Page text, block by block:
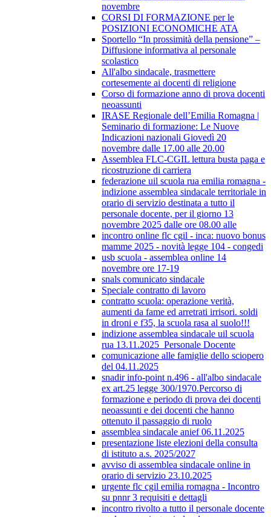
novembre
CORSI DI FORMAZIONE per le
POSIZIONI ECONOMICHE ATA
Sportello “In prossimità della pensione” –
Diffusione informativa al personale
scolastico
All'albo sindacale, trasmettere
cortesemente ai docenti di religione
Corso di formazione anno di prova docenti
neoassunti
IRASE Regionale dell’Emilia Romagna |
Seminario di formazione: Le Nuove
Indicazioni nazionali Giovedì 20
novembre dalle 17.00 alle 20.00
Assemblea FLC-CGIL lettura busta paga e
ricostruzione di carriera
federazione uil scuola rua emilia romagna -
indizione assemblea sindacale territoriale in
orario di servizio destinata a tutto il
personale docente, per il giorno 13
novembre 2025 dalle ore 08.00 alle
incontro online flc cgil - inca: nuovo bonus
mamme 2025 - novità legge 104 - congedi
usb scuola - assemblea online 14
novembre ore 17-19
snals comunicato sindacale
Speciale contratto di lavoro
contratto scuola: operazione verità,
aumenti da fame ed arretrati irrisori. soldi
in droni e f35, la scuola rasa al suolo!!!
indizione assemblea sindacale uil scuola
rua 13.11.2025_Personale Docente
comunicazione alle famiglie dello sciopero
del 04.11.2025
snadir info-point n.496 - all'albo sindacale
ex art.25 legge 300/1970.Percorso di
formazione e periodo di prova dei docenti
neoassunti e dei docenti che hanno
ottenuto il passaggio di ruolo
assemblea sindacale anief 06.11.2025
presentazione liste elezioni della consulta
di istituto a.s. 2025/2027
avviso di assemblea sindacale online in
orario di servizio 23.10.2025
urgente flc cgil emilia romagna - Incontro
su pnnr 3 requisiti e dettagli
incontro rivolto a tutto il personale docente